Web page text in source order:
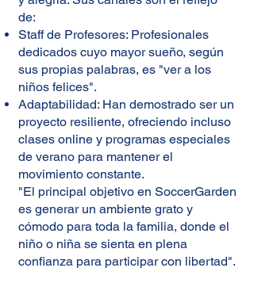
de:
Staff de Profesores: Profesionales
dedicados cuyo mayor sueño, según
sus propias palabras, es "ver a los
niños felices".
Adaptabilidad: Han demostrado ser un
proyecto resiliente, ofreciendo incluso
clases online y programas especiales
de verano para mantener el
movimiento constante.
"El principal objetivo en SoccerGarden
es generar un ambiente grato y
cómodo para toda la familia, donde el
niño o niña se sienta en plena
confianza para participar con libertad".